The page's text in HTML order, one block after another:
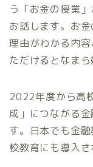
う「お金の授業
お話します。お
理由がわかる内
ただけるとなまら
2022年度から高
成」につながる
す。日本でも金
校教育にも導入さ